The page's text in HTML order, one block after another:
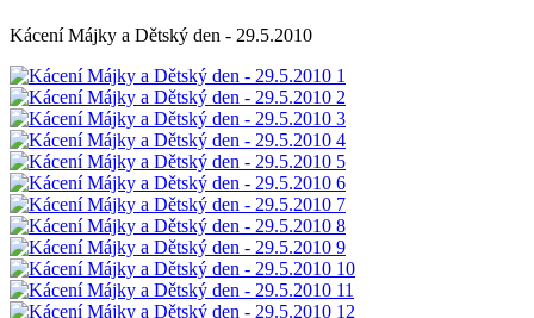
Kácení Májky a Dětský den - 29.5.2010